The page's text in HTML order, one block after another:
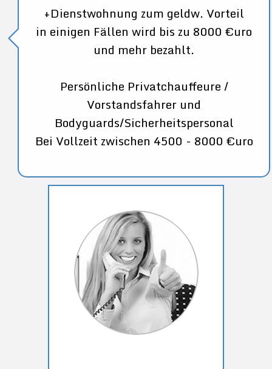
+Dienstwohnung zum geldw. Vorteil
in einigen Fällen wird bis zu 8000 €uro
und mehr bezahlt.
Persönliche Privatchauffeure /
Vorstandsfahrer und
Bodyguards/Sicherheitspersonal
Bei Vollzeit zwischen 4500 - 8000 €uro